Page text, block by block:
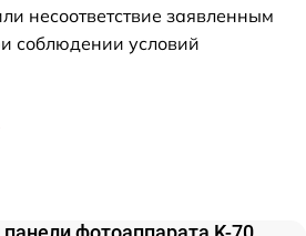
несоответствие заявленным
соблюдении условий